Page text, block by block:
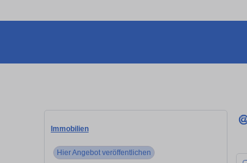
Immobilien
Hier Angebot veröffentlichen